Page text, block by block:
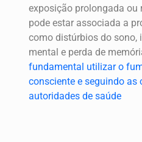
exposição prolongada ou
pode estar associada a
como distúrbios do sono,
mental e perda de
fundamental utilizar o
consciente e seguindo as
autoridades de saúde